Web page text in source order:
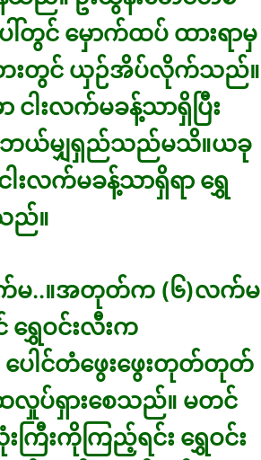
တွင် မှောက်ထပ် ထားရာမှ
ေးတွင် ယှဉ်အိပ်လိုက်သည်။
ငါးလက်မခန့်သာရှိပြီး
အဘယ်မျှရှည်သည်မသိ။ယခု
ါးလက်မခန့်သာရှိရာ ရွှေ
ည်။
က်မ..။အတုတ်က (၆)လက်မ
ရွှေဝင်းလီးက
ေါင်တံဖွေးဖွေးတုတ်တုတ်
လှုပ်ရှားစေသည်။ မတင်
းကိုကြည့်ရင်း ရွှေဝင်း